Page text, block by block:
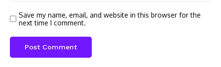
Save my name, email, and website in this browser for the
next time I comment.